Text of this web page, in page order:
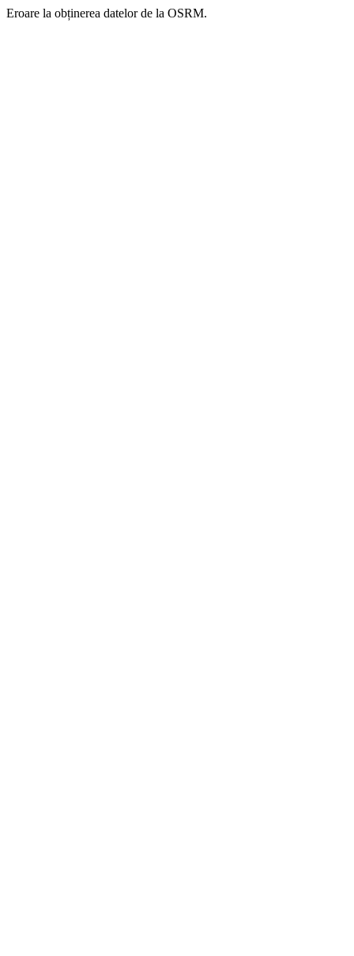
Eroare la obținerea datelor de la OSRM.